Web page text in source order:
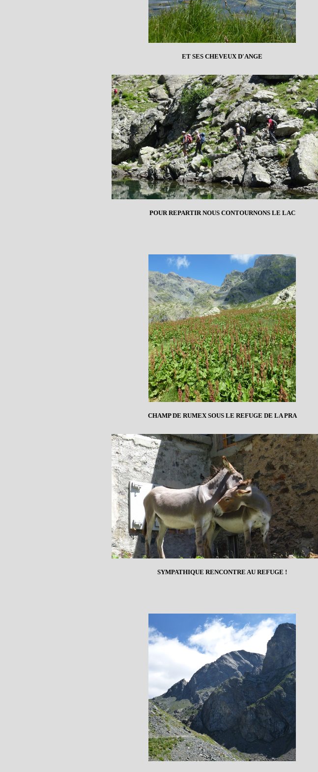
ET SES CHEVEUX D'ANGE
POUR REPARTIR NOUS CONTOURNONS LE LAC
CHAMP DE RUMEX SOUS LE REFUGE DE LA PRA
SYMPATHIQUE RENCONTRE AU REFUGE !